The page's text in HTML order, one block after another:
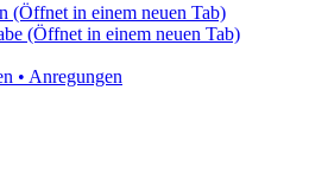
(Öffnet in einem neuen Tab)
(Öffnet in einem neuen Tab)
• Anregungen